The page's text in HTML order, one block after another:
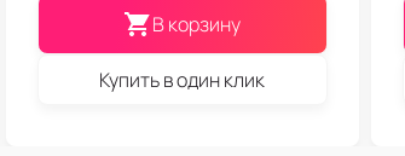
В корзину
Купить в один клик